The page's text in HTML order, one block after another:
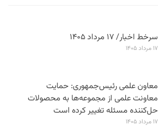
سرخط اخبار/ ۱۷ مرداد ۱۴۰۵
۱۷ مرداد ۱۴۰۵
معاون علمی رئیس‌جمهوری: حمایت
معاونت علمی از مجموعه‌ها به محصولات
حل‌کننده مسئله تغییر کرده است
۱۷ مرداد ۱۴۰۵